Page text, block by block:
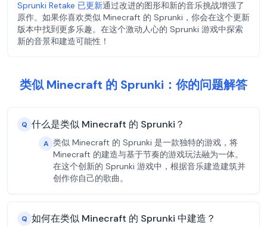
Sprunki Retake 已更新通过改进的图形和新的音乐挑战增强了
原作。如果你喜欢类似 Minecraft 的 Sprunki，你会在这个更新
版本中找到更多乐趣。在这个激动人心的 Sprunki 游戏中探索
新的音景和建造可能性！
类似 Minecraft 的 Sprunki：你的问题解答
Q 什么是类似 Minecraft 的 Sprunki？
A 类似 Minecraft 的 Sprunki 是一款独特的游戏，将
Minecraft 的建造与基于节奏的游戏玩法融为一体。
在这个创新的 Sprunki 游戏中，根据音乐建造建筑并
创作你自己的歌曲。
Q 如何在类似 Minecraft 的 Sprunki 中建造？